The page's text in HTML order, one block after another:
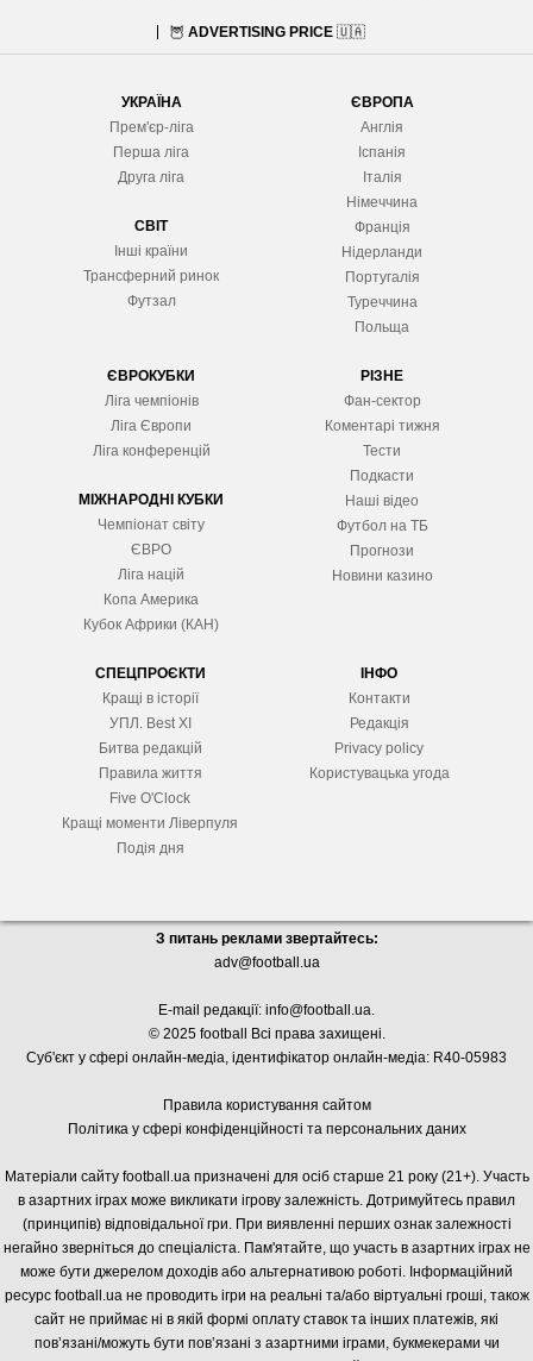
🦉 ADVERTISING PRICE 🇺🇦
УКРАЇНА
Прем'єр-ліга
Перша ліга
Друга ліга
СВІТ
Інші країни
Трансферний ринок
Футзал
ЄВРОПА
Англія
Іспанія
Італія
Німеччина
Франція
Нідерланди
Португалія
Туреччина
Польща
ЄВРОКУБКИ
Ліга чемпіонів
Ліга Європи
Ліга конференцій
МІЖНАРОДНІ КУБКИ
Чемпіонат світу
ЄВРО
Ліга націй
Копа Америка
Кубок Африки (КАН)
РІЗНЕ
Фан-сектор
Коментарі тижня
Тести
Подкасти
Наші відео
Футбол на ТБ
Прогнози
Новини казино
СПЕЦПРОЄКТИ
Кращі в історії
УПЛ. Best XІ
Битва редакцій
Правила життя
Five O'Clock
Кращі моменти Ліверпуля
Подія дня
ІНФО
Контакти
Редакція
Privacy policy
Користувацька угода
З питань реклами звертайтесь:
adv@football.ua
E-mail редакції: info@football.ua.
© 2025 football Всі права захищені.
Суб'єкт у сфері онлайн-медіа, ідентифікатор онлайн-медіа: R40-05983
Правила користування сайтом
Політика у сфері конфіденційності та персональних даних
Матеріали сайту football.ua призначені для осіб старше 21 року (21+). Участь
в азартних іграх може викликати ігрову залежність. Дотримуйтесь правил
(принципів) відповідальної гри. При виявленні перших ознак залежності
негайно зверніться до спеціаліста. Пам'ятайте, що участь в азартних іграх не
може бути джерелом доходів або альтернативою роботі. Інформаційний
ресурс football.ua не проводить ігри на реальні та/або віртуальні гроші, також
сайт не приймає ні в якій формі оплату ставок та інших платежів, які
пов’язані/можуть бути пов’язані з азартними іграми, букмекерами чи